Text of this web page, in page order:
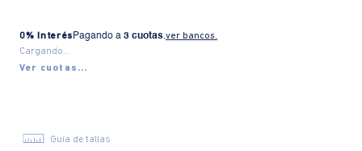
0% Interés Pagando a 3 cuotas.ver bancos.
Cargando...
Ver cuotas...
Guía de tallas